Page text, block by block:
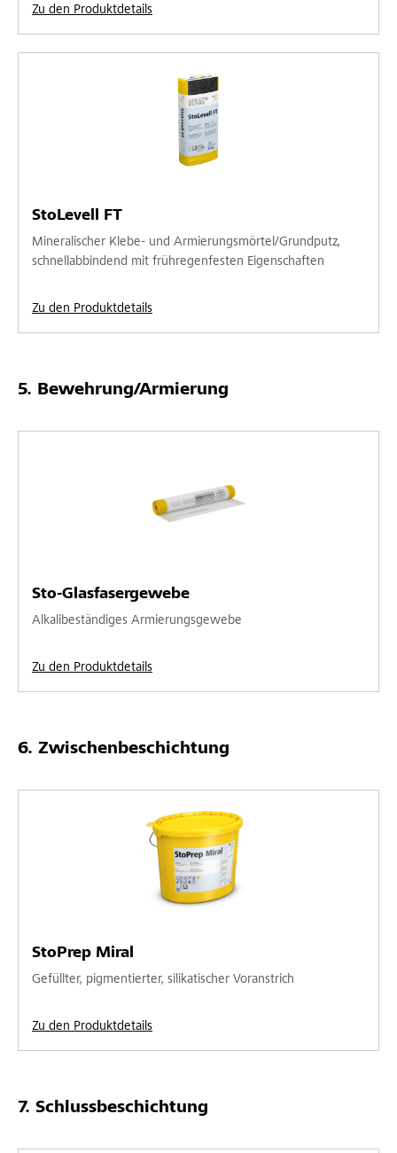
Zu den Produktdetails
StoLevell FT
Mineralischer Klebe- und Armierungsmörtel/Grundputz,
schnellabbindend mit frühregenfesten Eigenschaften
Zu den Produktdetails
Bewehrung/Armierung
Sto-Glasfasergewebe
Alkalibeständiges Armierungsgewebe
Zu den Produktdetails
Zwischenbeschichtung
StoPrep Miral
Gefüllter, pigmentierter, silikatischer Voranstrich
Zu den Produktdetails
Schlussbeschichtung